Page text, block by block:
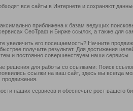
все сайты в Интернете и сохраняют
приближена к базам ведущих
СеоТраф и Бирже ссылок, а также для
увеличить его посещаемость? Начните
получите результат. Для достижения
и постоянно совершенствуем наши сервисы.
решения для работы со ссылками: Поиск
ссылки на ваш сайт, здесь вы всегда
наших сервисов и обеспечьте рост вашего